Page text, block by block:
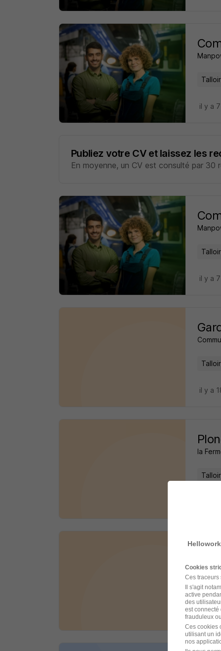
il y a
Publiez votre CV et laissez les
En moyenne, un CV est consulté par 30
il y a
il y a
la
la
il y a
Cookies
Ces traceurs
Il s'agit
active
des
est connecté
frauduleux
Ces cookies
utilisant un
nos